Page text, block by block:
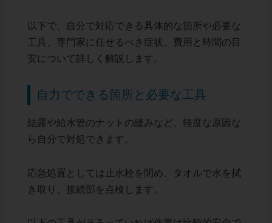
以下で、自分で対応できる具体的な箇所や必要な
工具、専門家に任せるべき症状、費用と時間の目
安について詳しく解説します。
自力でできる箇所と必要な工具
結露や給水管のナットの緩みなど、軽度な原因な
ら自分で対処できます。
応急処置としては止水栓を閉め、タオルで水を拭
き取り、接続部を点検します。